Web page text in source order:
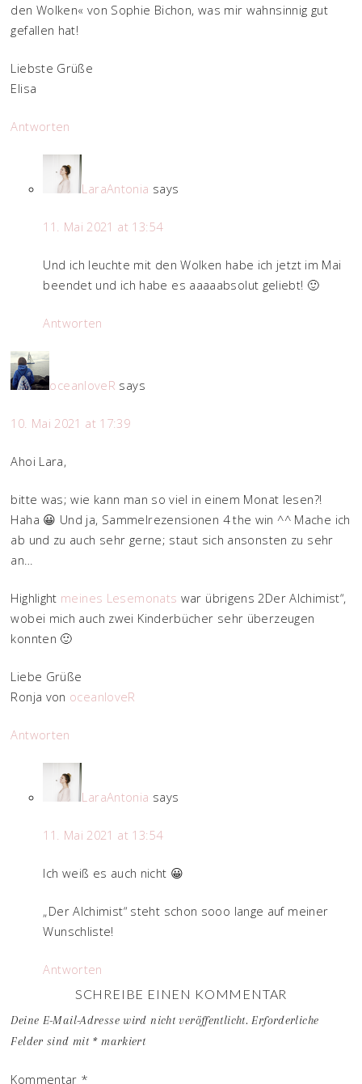
den Wolken« von Sophie Bichon, was mir wahnsinnig gut
gefallen hat!
Liebste Grüße
Elisa
Antworten
LaraAntonia says
11. Mai 2021 at 13:54
Und ich leuchte mit den Wolken habe ich jetzt im Mai
beendet und ich habe es aaaaabsolut geliebt! 🙂
Antworten
oceanloveR says
10. Mai 2021 at 17:39
Ahoi Lara,
bitte was; wie kann man so viel in einem Monat lesen?!
Haha 😀 Und ja, Sammelrezensionen 4 the win ^^ Mache ich
ab und zu auch sehr gerne; staut sich ansonsten zu sehr
an…
Highlight meines Lesemonats war übrigens 2Der Alchimist“,
wobei mich auch zwei Kinderbücher sehr überzeugen
konnten 🙂
Liebe Grüße
Ronja von oceanloveR
Antworten
LaraAntonia says
11. Mai 2021 at 13:54
Ich weiß es auch nicht 😀
„Der Alchimist“ steht schon sooo lange auf meiner
Wunschliste!
Antworten
SCHREIBE EINEN KOMMENTAR
Deine E-Mail-Adresse wird nicht veröffentlicht. Erforderliche
Felder sind mit *markiert
Kommentar *